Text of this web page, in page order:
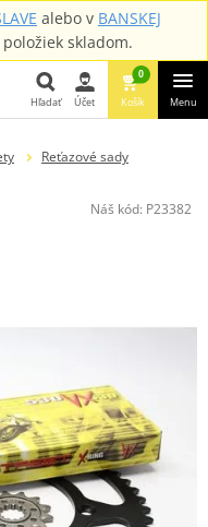
alebo v BANSKEJ
skladom.
Hľadať
Hľadať Účet
0
Košík Menu
Reťazové sady
Náš kód: P23382